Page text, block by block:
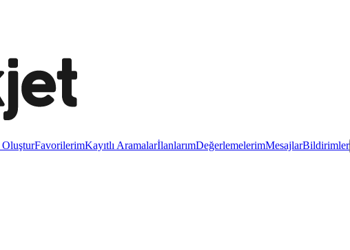
OluşturFavorilerimKayıtlı AramalarİlanlarımDeğerlemelerimMesajlarBildirimler